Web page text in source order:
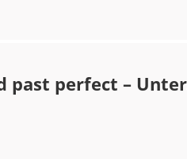
past perfect –